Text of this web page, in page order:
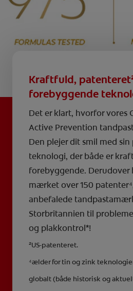
Kraftfuld,
forebyggende
Det er klart, hvorfor vores
Active Prevention
Den plejer dit smil med sin
teknologi, der både er
forebyggende. Derudover
mærket over 150
anbefalede
Storbritannien til
og plakkontrol*!
²US-patenteret.
⁴ælder for tin og zink
globalt (både historisk og